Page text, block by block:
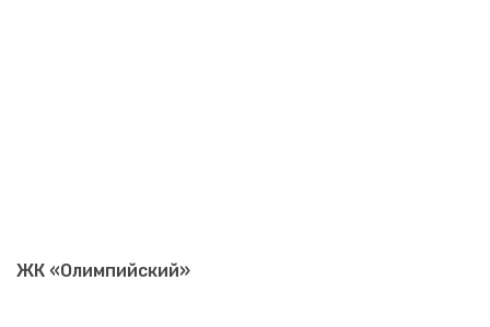
ЖК «Олимпийский»